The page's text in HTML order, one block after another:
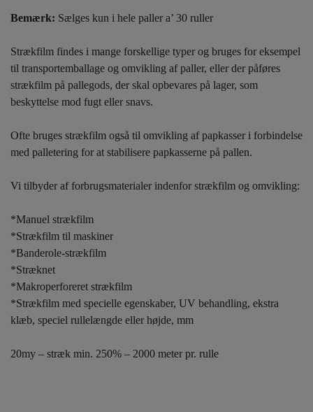
Bemærk: Sælges kun i hele paller a’ 30 ruller
Strækfilm findes i mange forskellige typer og bruges for eksempel
til transportemballage og omvikling af paller, eller der påføres
strækfilm på pallegods, der skal opbevares på lager, som
beskyttelse mod fugt eller snavs.
Ofte bruges strækfilm også til omvikling af papkasser i forbindelse
med palletering for at stabilisere papkasserne på pallen.
Vi tilbyder af forbrugsmaterialer indenfor strækfilm og omvikling:
*Manuel strækfilm
*Strækfilm til maskiner
*Banderole-strækfilm
*Stræknet
*Makroperforeret strækfilm
*Strækfilm med specielle egenskaber, UV behandling, ekstra
klæb, speciel rullelængde eller højde, mm
20my – stræk min. 250% – 2000 meter pr. rulle